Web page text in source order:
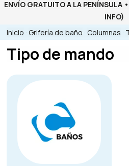
ENVÍO GRATUITO A LA PENÍNSULA
INFO)
Inicio ·Grifería de baño · Columnas ·
Tipo de mando